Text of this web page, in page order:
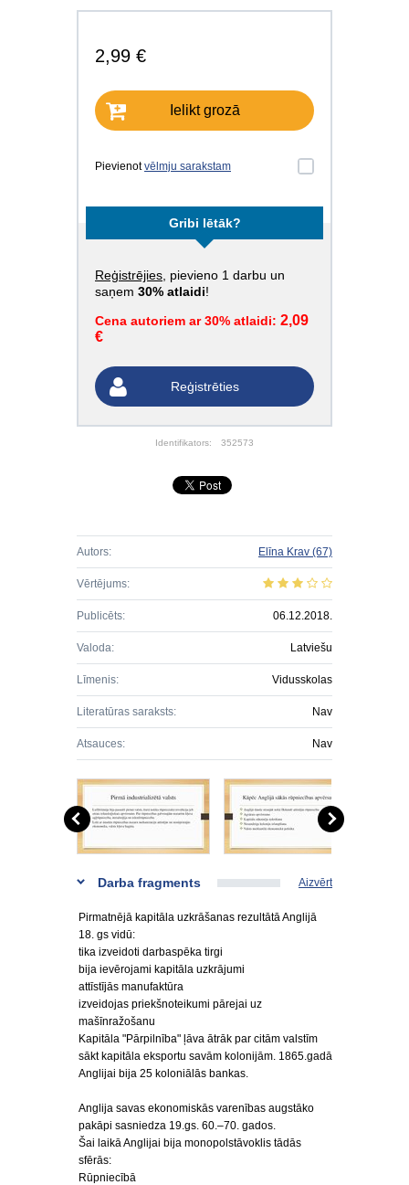
2,99 €
Ielikt grozā
Pievienotvēlmju sarakstam
Gribi lētāk?
Reģistrējies , pievieno 1 darbu un
saņem 30% atlaidi!
Cena autoriem ar 30% atlaidi: 2,09
€
Reģistrēties
Identifikators: 352573
Autors: Elīna Krav (67)
Vērtējums:
Publicēts: 06.12.2018.
Valoda: Latviešu
Līmenis: Vidusskolas
Literatūras saraksts: Nav
Atsauces: Nav
Darba fragments Aizvērt
Pirmatnējā kapitāla uzkrāšanas rezultātā Anglijā
18. gs vidū:
tika izveidoti darbaspēka tirgi
bija ievērojami kapitāla uzkrājumi
attīstījās manufaktūra
izveidojas priekšnoteikumi pārejai uz
mašīnražošanu
Kapitāla "Pārpilnība" ļāva ātrāk par citām valstīm
sākt kapitāla eksportu savām kolonijām. 1865.gadā
Anglijai bija 25 koloniālās bankas.
Anglija savas ekonomiskās varenības augstāko
pakāpi sasniedza 19.gs. 60.–70. gados.
Šai laikā Anglijai bija monopolstāvoklis tādās
sfērās:
Rūpniecībā